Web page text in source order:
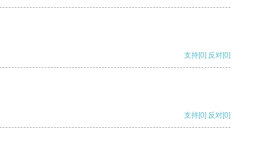
支持[0] 反对[0]
支持[0] 反对[0]